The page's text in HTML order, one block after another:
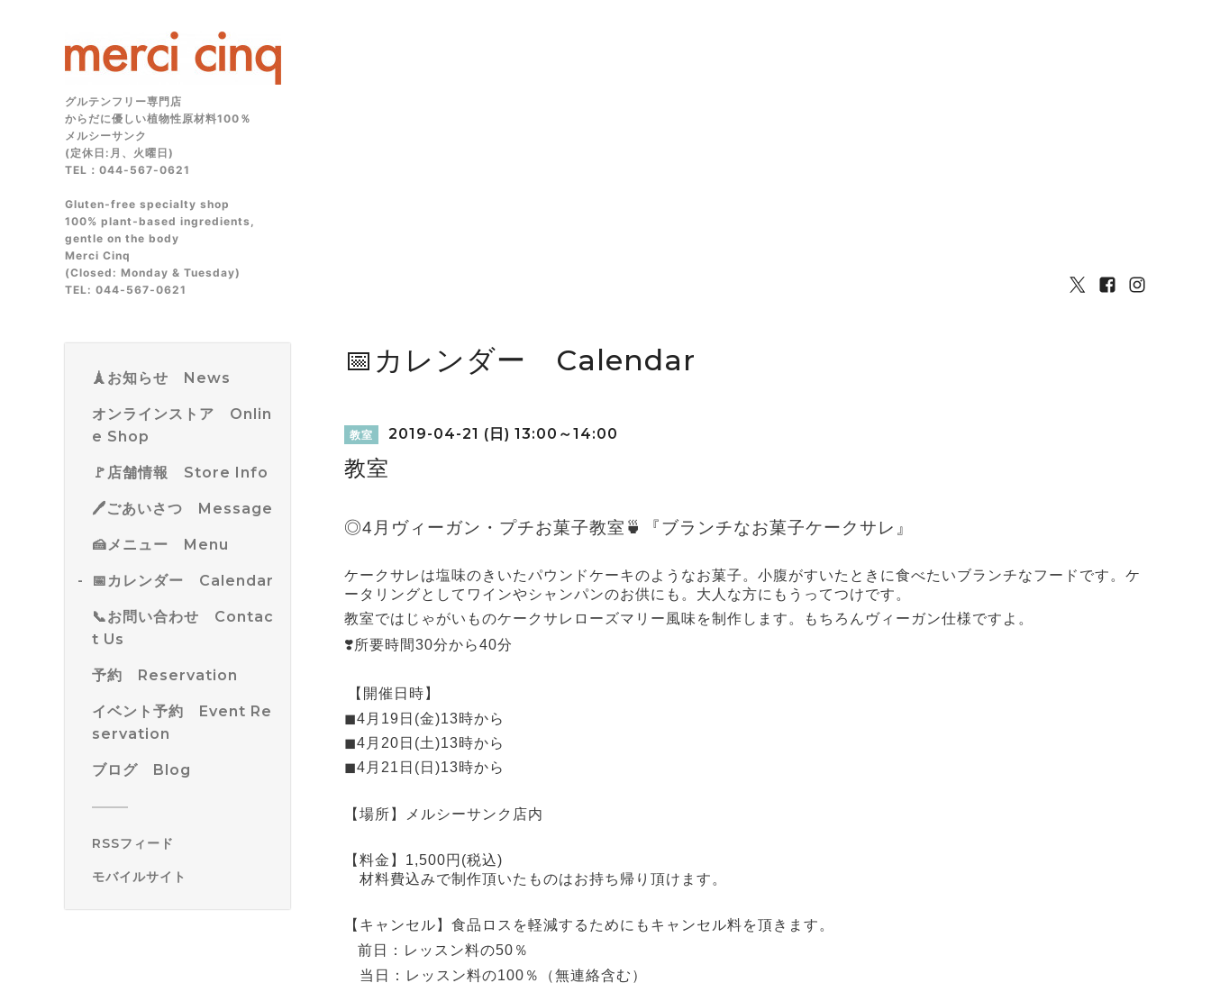
グルテンフリー専門店
からだに優しい植物性原材料100％
メルシーサンク
(定休日:月、火曜日)
TEL：044-567-0621
Gluten‑free specialty shop
100% plant‑based ingredients,
gentle on the body
Merci Cinq
(Closed: Monday & Tuesday)
TEL: 044‑567‑0621
🗼お知らせ News
オンラインストア Onlin
e Shop
🚩店舗情報 Store Info
🖊ごあいさつ Message
🍰メニュー Menu
📅カレンダー Calendar
📞お問い合わせ Contac
t Us
予約 Reservation
イベント予約 Event Re
servation
ブログ Blog
RSSフィード
モバイルサイト
📅カレンダー Calendar
教室 2019-04-21 (日) 13:00～14:00
教室
◎4月ヴィーガン・プチお菓子教室🍵『ブランチなお菓子ケークサレ』
ケークサレは塩味のきいたパウンドケーキのようなお菓子。小腹がすいたときに食べたいブランチなフードです。ケ
ータリングとしてワインやシャンパンのお供にも。大人な方にもうってつけです。
教室ではじゃがいものケークサレローズマリー風味を制作します。もちろんヴィーガン仕様ですよ。
❣️所要時間30分から40分
【開催日時】
◼︎4月19日(金)13時から
◼︎4月20日(土)13時から
◼︎4月21日(日)13時から
【場所】メルシーサンク店内
【料金】1,500円(税込)
材料費込みで制作頂いたものはお持ち帰り頂けます。
【キャンセル】食品ロスを軽減するためにもキャンセル料を頂きます。
前日：レッスン料の50％
当日：レッスン料の100％（無連絡含む）